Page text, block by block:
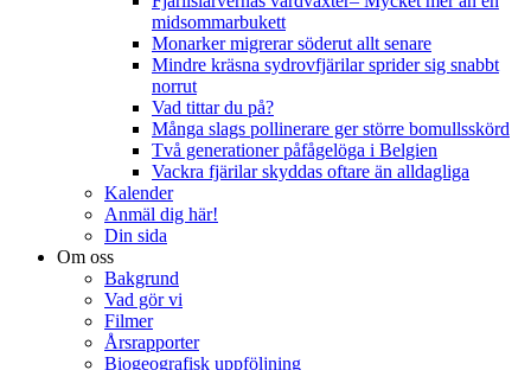
midsommarbukett
Monarker migrerar söderut allt senare
Mindre kräsna sydrovfjärilar sprider sig snabbt
norrut
Vad tittar du på?
Många slags pollinerare ger större bomullsskörd
Två generationer påfågelöga i Belgien
Vackra fjärilar skyddas oftare än alldagliga
Kalender
Anmäl dig här!
Din sida
Om oss
Bakgrund
Vad gör vi
Filmer
Årsrapporter
Biogeografisk uppföljning